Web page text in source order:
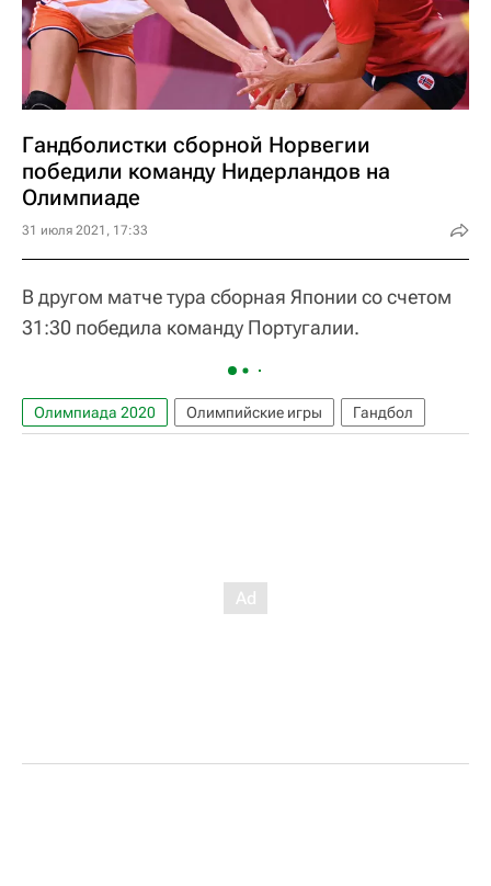
Гандболистки сборной Норвегии
победили команду Нидерландов на
Олимпиаде
31 июля 2021, 17:33
В другом матче тура сборная Японии со счетом
31:30 победила команду Португалии.
Олимпиада 2020 Олимпийские игры Гандбол